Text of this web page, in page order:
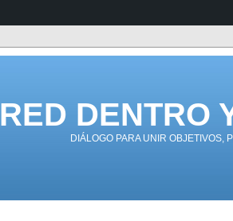
RED DENTRO
DIÁLOGO PARA UNIR OBJETIVOS,